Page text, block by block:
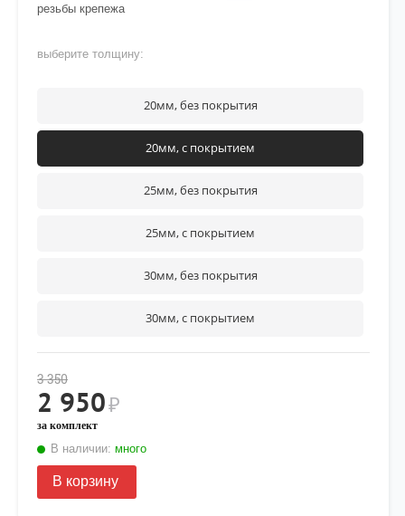
резьбы крепежа
выберите толщину:
20мм, без покрытия
20мм, с покрытием
25мм, без покрытия
25мм, с покрытием
30мм, без покрытия
30мм, с покрытием
3 350
2 950₽
за комплект
В наличии: много
В корзину